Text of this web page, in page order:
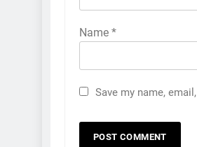
Name *
Save my name,